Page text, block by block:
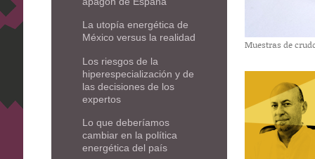
Muestras de
La utopía energética de
México versus la realidad
Los riesgos de la
hiperespecialización y de
las decisiones de los
expertos
Lo que deberíamos
cambiar en la política
energética del país